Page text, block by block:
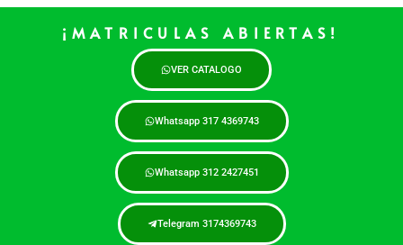
¡MATRICULAS ABIERTAS!
VER CATALOGO
Whatsapp 317 4369743
Whatsapp 312 2427451
Telegram 3174369743